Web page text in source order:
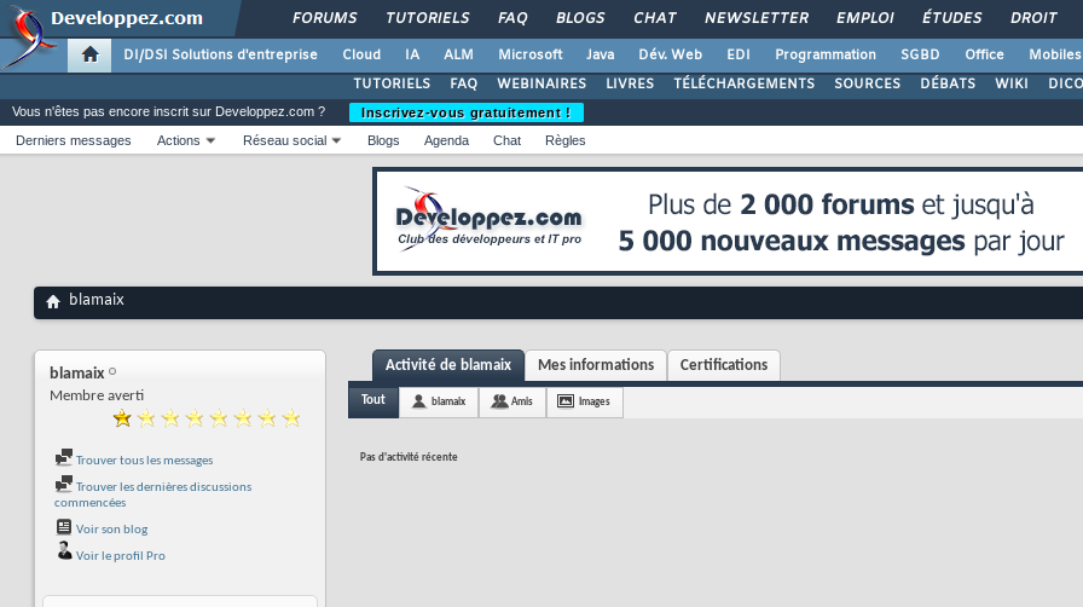
FORUMS TUTORIELS FAQ BLOGS CHAT NEWSLETTER EMPLOI ÉTUDES DROIT
DI/DSI Solutions d'entreprise Cloud IA ALM Microsoft Java Dév. Web EDI Programmation SGBD Office Mobiles
TUTORIELS
FAQ WEBINAIRES LIVRES TÉLÉCHARGEMENTS SOURCES DÉBATS WIKI DICO
Vous n'êtes pas encore inscrit sur Developpez.com ?
Inscrivez-vous gratuitement !
Derniers messages
Actions Réseau social Blogs Agenda Chat Règles
blamaix
blamaix
Membre averti
Trouver tous les messages
Trouver les dernières discussions
commencées
Voir son blog
Voir le profil Pro
Activité de blamaix Mes informations Certifications
Tout blamaix Amis Images
Pas d'activité récente